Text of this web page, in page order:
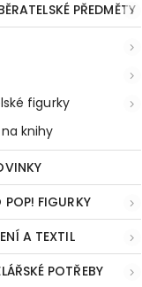
PŘEDMĚTY
figurky
knihy
POP! FIGURKY
A TEXTIL
POTŘEBY